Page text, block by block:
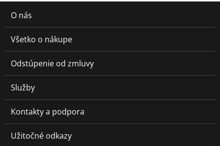
O nás
Všetko o nákupe
Odstúpenie od zmluvy
Služby
Kontakty a podpora
Užitočné odkazy